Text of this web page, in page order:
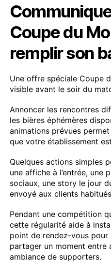
Coupe du
remplir son
Une offre spéciale Coupe
visible avant le soir du
Annoncer les rencontres
les bières éphémères
animations prévues
que votre établissement
Quelques actions simples
une affiche à l’entrée, une
sociaux, une story le jour
envoyé aux clients
Pendant une compétition
cette régularité aide à
point de rendez-vous pour
partager un moment entre
ambiance de supporters.